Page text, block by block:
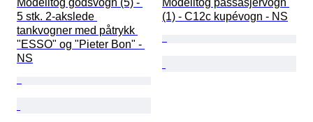
Modelltog godsvogn (5) -
5 stk. 2-akslede
tankvogner med påtrykk
"ESSO" og "Pieter Bon" -
NS
Modelltog passasjervogn
(1) - C12c kupévogn - NS